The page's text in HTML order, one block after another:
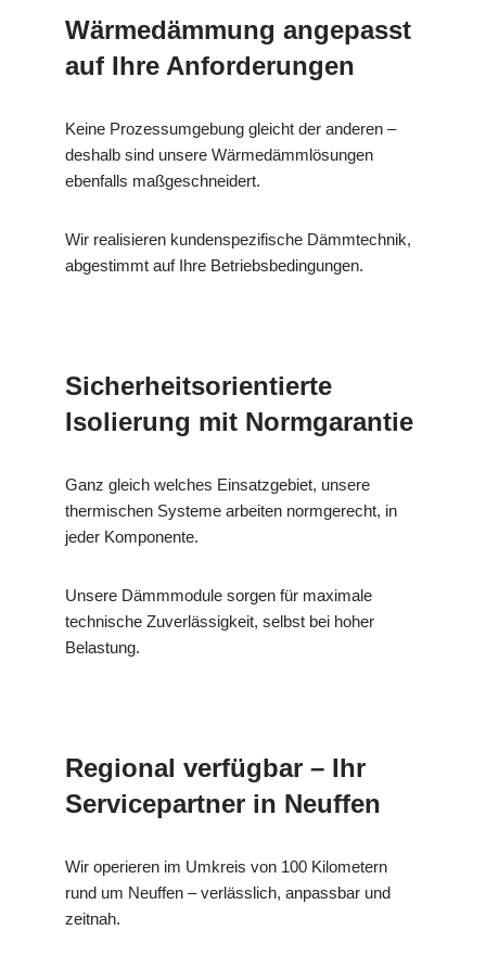
Wärmedämmung angepasst
auf Ihre Anforderungen
Keine Prozessumgebung gleicht der anderen –
deshalb sind unsere Wärmedämmlösungen
ebenfalls maßgeschneidert.
Wir realisieren kundenspezifische Dämmtechnik,
abgestimmt auf Ihre Betriebsbedingungen.
Sicherheitsorientierte
Isolierung mit Normgarantie
Ganz gleich welches Einsatzgebiet, unsere
thermischen Systeme arbeiten normgerecht, in
jeder Komponente.
Unsere Dämmmodule sorgen für maximale
technische Zuverlässigkeit, selbst bei hoher
Belastung.
Regional verfügbar – Ihr
Servicepartner in Neuffen
Wir operieren im Umkreis von 100 Kilometern
rund um Neuffen – verlässlich, anpassbar und
zeitnah.